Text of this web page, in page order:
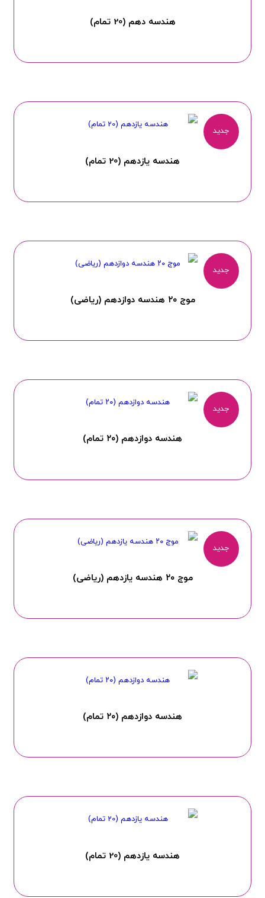
هندسه دهم (20 تمام)
جدید
هندسه یازدهم (20 تمام)
جدید
موج ۲۰ هندسه دوازدهم (ریاضی)
جدید
هندسه دوازدهم (۲۰ تمام)
جدید
موج ۲۰ هندسه یازدهم (ریاضی)
هندسه دوازدهم (۲۰ تمام)
هندسه یازدهم (20 تمام)